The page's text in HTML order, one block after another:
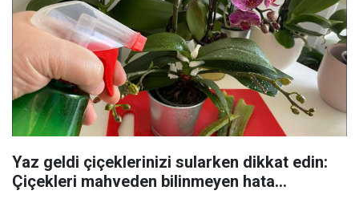
Yaz geldi çiçeklerinizi sularken dikkat edin:
Çiçekleri mahveden bilinmeyen hata...